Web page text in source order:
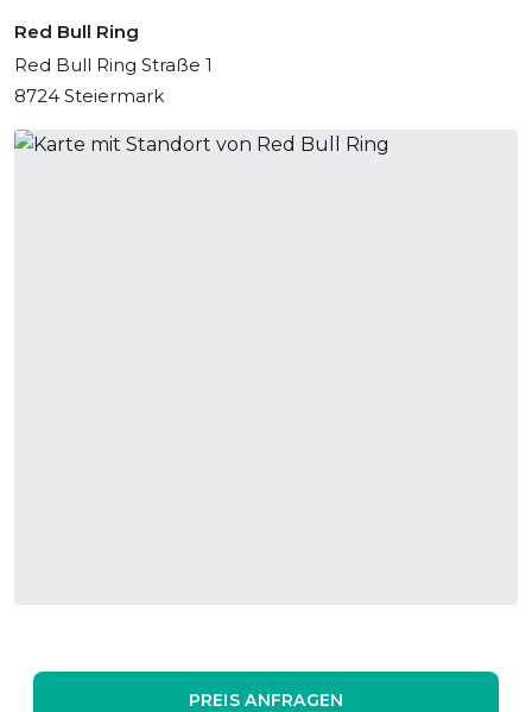
Red Bull Ring
Red Bull Ring Straße 1
8724 Steiermark
PREIS ANFRAGEN